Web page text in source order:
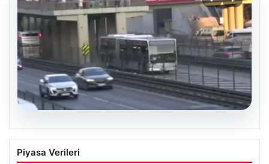
Yola düştü, metrobüs çarptı: Kadının
durumu kritik
Piyasa Verileri